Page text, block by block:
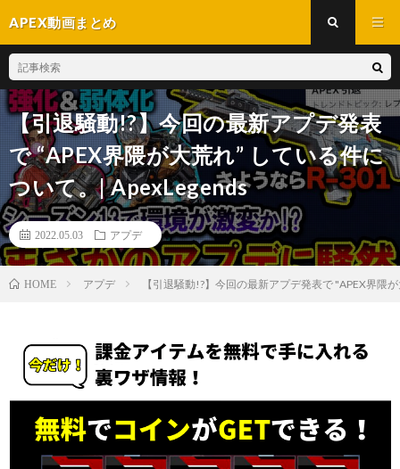
APEX動画まとめ
【引退騒動!?】今回の最新アプデ発表
で “APEX界隈が大荒れ” している件に
ついて。| ApexLegends
2022.05.03 アプデ
HOME アプデ 【引退騒動!?】今回の最新アプデ発表で "APEX界隈